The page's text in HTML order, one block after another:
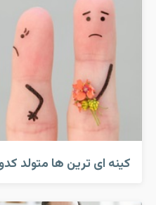
کینه ای ترین ها متولد